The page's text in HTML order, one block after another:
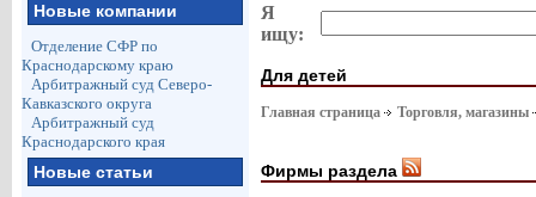
Новые компании
Отделение СФР по
Краснодарскому краю
Арбитражный суд Северо-
Кавказского округа
Арбитражный суд
Краснодарского края
Новые статьи
Я
ищу:
Для детей
Главная страница Торговля, магазины
Фирмы раздела